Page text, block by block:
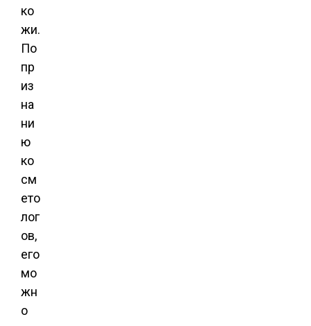
ко
жи.
По
пр
из
на
ни
ю
ко
см
ето
лог
ов,
его
мо
жн
о